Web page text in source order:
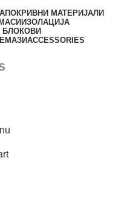
ПОКРИВНИ МАТЕРИЈАЛИ
ИЗОЛАЦИЈА
БЛОКОВИ
ACCESSORIES